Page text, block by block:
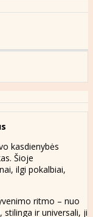
kasdienybės
Šioje
ilgi pokalbiai,
ritmo – nuo
ir universali, ji